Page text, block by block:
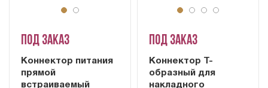
Под заказ
Коннектор питания
прямой
встраиваемый
Под заказ
Коннектор Т-
образный для
накладного